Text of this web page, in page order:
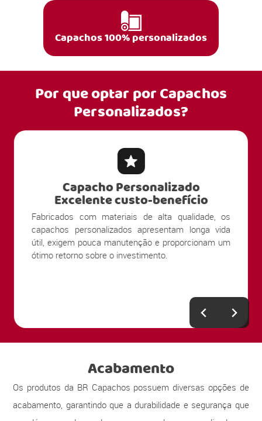
Capachos 100% personalizados
Por que optar porCapachos
Personalizados?
Capacho Personalizado
Excelente custo-benefício
Fabricados com materiais de alta qualidade, os
capachos personalizados apresentam longa vida
útil, exigem pouca manutenção e proporcionam um
ótimo retorno sobre o investimento.
Acabamento
Os produtos da BR Capachos possuem diversas opções de
acabamento, garantindo que a durabilidade e segurança que